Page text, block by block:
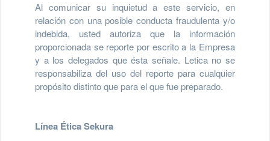
Al comunicar su inquietud a este servicio, en
relación con una posible conducta fraudulenta y/o
indebida, usted autoriza que la información
proporcionada se reporte por escrito a la Empresa
y a los delegados que ésta señale. Letica no se
responsabiliza del uso del reporte para cualquier
propósito distinto que para el que fue preparado.
Línea Ética Sekura